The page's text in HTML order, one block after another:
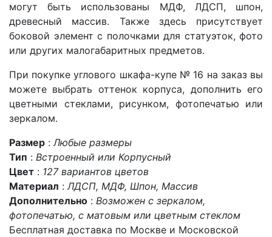
могут быть использованы МДФ, ЛДСП, шпон,
древесный массив. Также здесь присутствует
боковой элемент с полочками для статуэток, фото
или других малогабаритных предметов.
При покупке углового шкафа-купе № 16 на заказ вы
можете выбрать оттенок корпуса, дополнить его
цветными стеклами, рисунком, фотопечатью или
зеркалом.
Размер :Любые размеры
Тип : Встроенный или Корпусный
Цвет : 127 вариантов цветов
Материал :ЛДСП, МДФ, Шпон, Массив
Дополнительно : Возможен с зеркалом,
фотопечатью, с матовым или цветным стеклом
Бесплатная доставка по Москве и Московской